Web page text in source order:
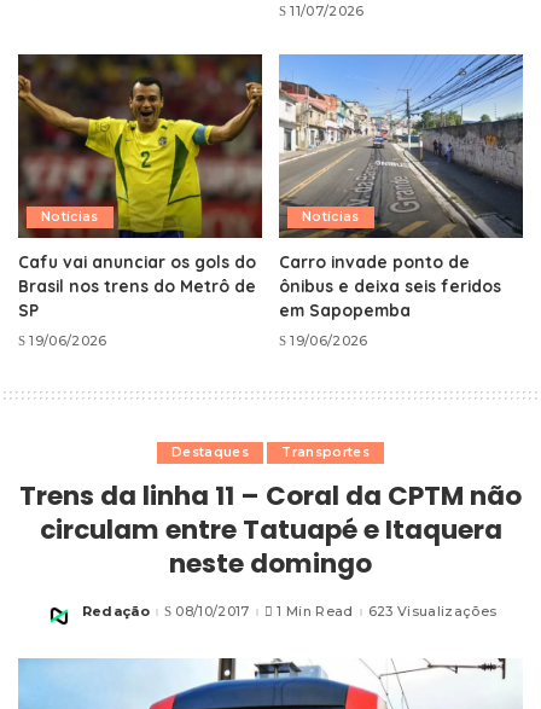
11/07/2026
Notícias
Cafu vai anunciar os gols do
Brasil nos trens do Metrô de
SP
19/06/2026
Notícias
Carro invade ponto de
ônibus e deixa seis feridos
em Sapopemba
19/06/2026
Destaques Transportes
Trens da linha 11 – Coral da CPTM não
circulam entre Tatuapé e Itaquera
neste domingo
Posted
Redação 08/10/2017 1 Min Read 623 Visualizações